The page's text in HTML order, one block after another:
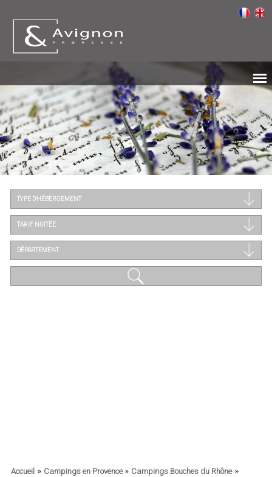
TYPE D'HÉBERGEMENT
TARIF NUITÉE
DÉPARTEMENT
Accueil» Campings en Provence » Campings Bouches du Rhône»